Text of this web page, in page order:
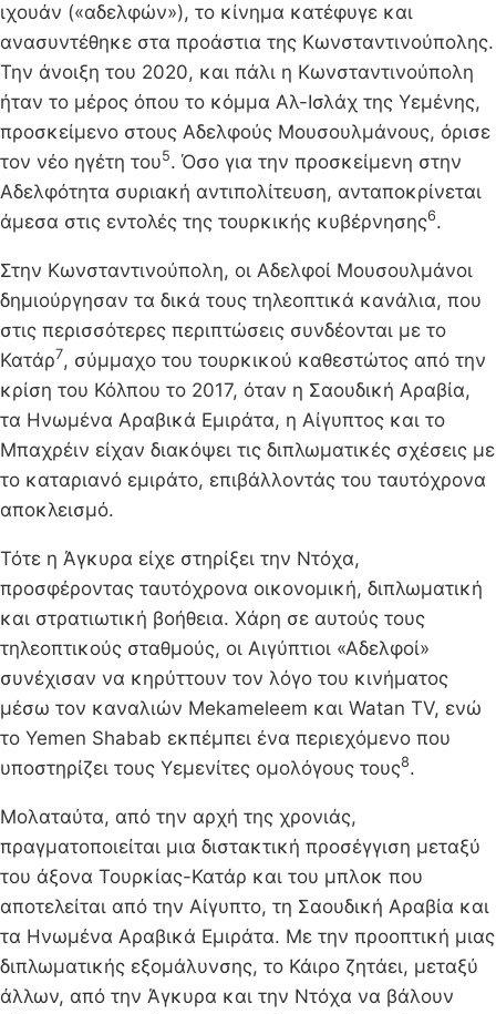
ιχουάν («αδελφών»), το κίνημα κατέφυγε και
ανασυντέθηκε στα προάστια της Κωνσταντινούπολης.
Την άνοιξη του 2020, και πάλι η Κωνσταντινούπολη
ήταν το μέρος όπου το κόμμα Αλ-Ισλάχ της Υεμένης,
προσκείμενο στους Αδελφούς Μουσουλμάνους, όρισε
τον νέο ηγέτη του5. Όσο για την προσκείμενη στην
Αδελφότητα συριακή αντιπολίτευση, ανταποκρίνεται
άμεσα στις εντολές της τουρκικής κυβέρνησης6.
Στην Κωνσταντινούπολη, οι Αδελφοί Μουσουλμάνοι
δημιούργησαν τα δικά τους τηλεοπτικά κανάλια, που
στις περισσότερες περιπτώσεις συνδέονται με το
Κατάρ7, σύμμαχο του τουρκικού καθεστώτος από την
κρίση του Κόλπου το 2017, όταν η Σαουδική Αραβία,
τα Ηνωμένα Αραβικά Εμιράτα, η Αίγυπτος και το
Μπαχρέιν είχαν διακόψει τις διπλωματικές σχέσεις με
το καταριανό εμιράτο, επιβάλλοντάς του ταυτόχρονα
αποκλεισμό.
Τότε η Άγκυρα είχε στηρίξει την Ντόχα,
προσφέροντας ταυτόχρονα οικονομική, διπλωματική
και στρατιωτική βοήθεια. Χάρη σε αυτούς τους
τηλεοπτικούς σταθμούς, οι Αιγύπτιοι «Αδελφοί»
συνέχισαν να κηρύττουν τον λόγο του κινήματος
μέσω τον καναλιών Mekameleem και Watan TV, ενώ
το Yemen Shabab εκπέμπει ένα περιεχόμενο που
υποστηρίζει τους Υεμενίτες ομολόγους τους8.
Μολαταύτα, από την αρχή της χρονιάς,
πραγματοποιείται μια διστακτική προσέγγιση μεταξύ
του άξονα Τουρκίας-Κατάρ και του μπλοκ που
αποτελείται από την Αίγυπτο, τη Σαουδική Αραβία και
τα Ηνωμένα Αραβικά Εμιράτα. Με την προοπτική μιας
διπλωματικής εξομάλυνσης, το Κάιρο ζητάει, μεταξύ
άλλων, από την Άγκυρα και την Ντόχα να βάλουν